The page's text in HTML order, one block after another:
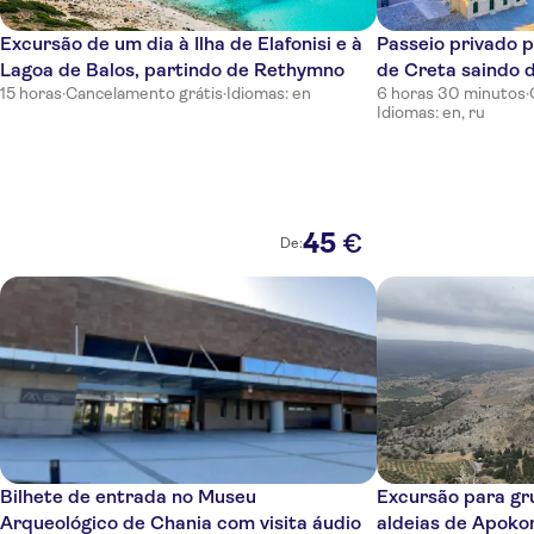
Hotel Nostos
Maleme Mare
Hello Village Chania
Tavronitis
Gerani
Dore Hotel
Anna Maria Hotel
Excursão de um dia à Ilha de Elafonisi e à
Lagoa de Balos, partindo de Rethymno
15 horas·Cancelamento grátis·Idiomas: en
De:45 €
Passeio privado
de Creta saindo
6 horas 30 minutos·
Idiomas: en, ru
Bilhete de entrada no Museu
Arqueológico de Chania com visita áudio
Excursão para
aldeias de